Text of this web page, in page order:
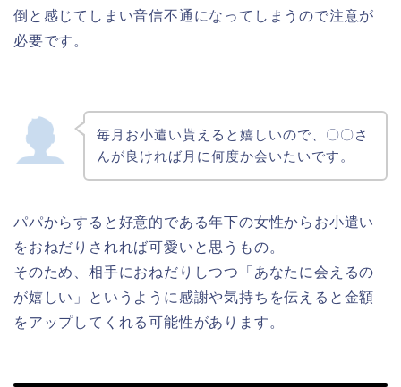
倒と感じてしまい音信不通になってしまうので注意が
必要です。
毎月お小遣い貰えると嬉しいので、〇〇さ
んが良ければ月に何度か会いたいです。
パパからすると好意的である年下の女性からお小遣い
をおねだりされれば可愛いと思うもの。
そのため、相手におねだりしつつ「あなたに会えるの
が嬉しい」というように感謝や気持ちを伝えると金額
をアップしてくれる可能性があります。